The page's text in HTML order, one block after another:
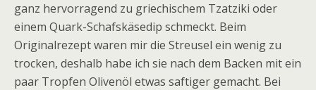
ganz hervorragend zu griechischem Tzatziki oder
einem Quark-Schafskäsedip schmeckt. Beim
Originalrezept waren mir die Streusel ein wenig zu
trocken, deshalb habe ich sie nach dem Backen mit ein
paar Tropfen Olivenöl etwas saftiger gemacht. Bei